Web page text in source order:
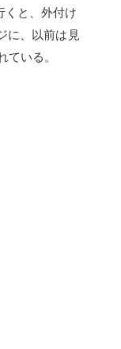
くと、外付け
に、以前は見
いる。